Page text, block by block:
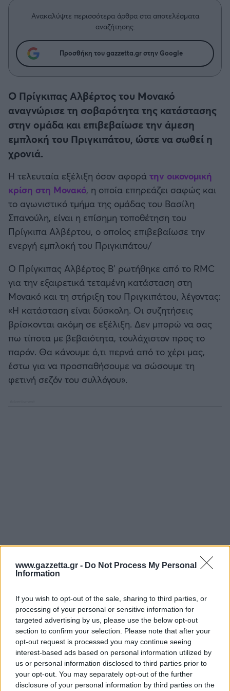
www.gazzetta.gr - Do Not Process My Personal
Information
If you wish to opt-out of the sale, sharing to third parties, or
processing of your personal or sensitive information for
targeted advertising by us, please use the below opt-out
section to confirm your selection. Please note that after your
opt-out request is processed you may continue seeing
interest-based ads based on personal information utilized by
us or personal information disclosed to third parties prior to
your opt-out. You may separately opt-out of the further
disclosure of your personal information by third parties on the
Άρης
Λεβαδειακός
Βόλος
Ατρόμητος Αθηνών
Αστέρας Τρίπολης
Παναιτωλικός
Καλαμάτα
Ηρακλής
Μπαρτσελόνα
Ρεάλ Μαδρίτης
Ατλέτικο Μαδρίτης
Μάντσεστερ Γιουνάιτεντ
Ίντερ
Μπάγερν Μονάχου
Παρί Σεν Ζερμέν
Μεγάλη μου Αγάπη
Ανακαλύψτε περισσότερα άρθρα στα αποτελέσματα
αναζήτησης.
Προσθήκη του gazzetta.gr στην Google
Ο Πρίγκιπας Αλβέρτος του Μονακό
αναγνώρισε τη σοβαρότητα της κατάστασης
στην ομάδα και επιβεβαίωσε την άμεση
εμπλοκή του Πριγκιπάτου, ώστε να σωθεί η
χρονιά.
Η τελευταία εξέλιξη όσον αφορά την οικονομική
κρίση στη Μονακό, η οποία επηρεάζει σαφώς και
το αγωνιστικό τμήμα της ομάδας του Βασίλη
Σπανούλη, είναι η επίσημη τοποθέτηση του
Πρίγκιπα Αλβέρτου, ο οποίος επιβεβαίωσε την
ενεργή εμπλοκή του Πριγκιπάτου/
Ο Πρίγκιπας Αλβέρτος Β' ρωτήθηκε από το RMC
για την εξαιρετικά τεταμένη κατάσταση στη
Μονακό και τη στήριξη του Πριγκιπάτου, λέγοντας:
«Η κατάσταση είναι δύσκολη. Οι συζητήσεις
βρίσκονται ακόμη σε εξέλιξη. Δεν μπορώ να σας
πω τίποτα με βεβαιότητα, τουλάχιστον προς το
παρόν. Θα κάνουμε ό,τι περνά από το χέρι μας,
έστω για να προσπαθήσουμε να σώσουμε τη
φετινή σεζόν του συλλόγου».